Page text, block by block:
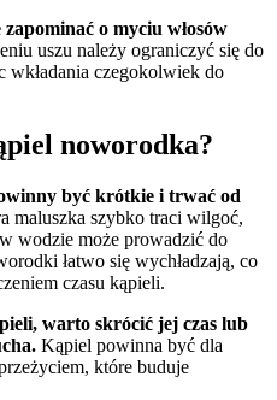
o myciu włosów
uszu należy ograniczyć się do
wkładania czegokolwiek do
noworodka?
być krótkie i trwać od
maluszka szybko traci wilgoć,
wodzie może prowadzić do
łatwo się wychładzają, co
czasu kąpieli.
warto skrócić jej czas lub
Kąpiel powinna być dla
które buduje